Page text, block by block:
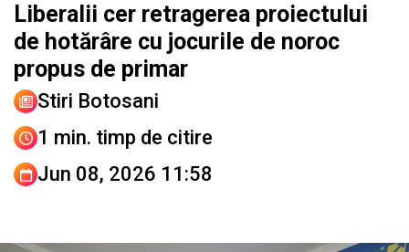
Liberalii cer retragerea proiectului
de hotărâre cu jocurile de noroc
propus de primar
Stiri Botosani
1 min. timp de citire
Jun 08, 2026 11:58